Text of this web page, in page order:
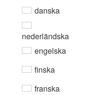
danska
nederländska
engelska
finska
franska